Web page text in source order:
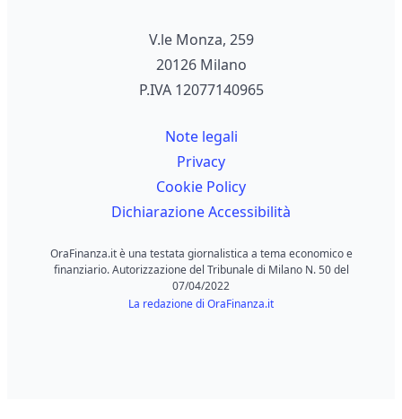
V.le Monza, 259
20126 Milano
P.IVA 12077140965
Note legali
Privacy
Cookie Policy
Dichiarazione Accessibilità
OraFinanza.it è una testata giornalistica a tema economico e
finanziario. Autorizzazione del Tribunale di Milano N. 50 del
07/04/2022
La redazione di OraFinanza.it